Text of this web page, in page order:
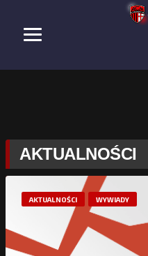
AKTUALNOŚCI
AKTUALNOŚCI WYWIADY